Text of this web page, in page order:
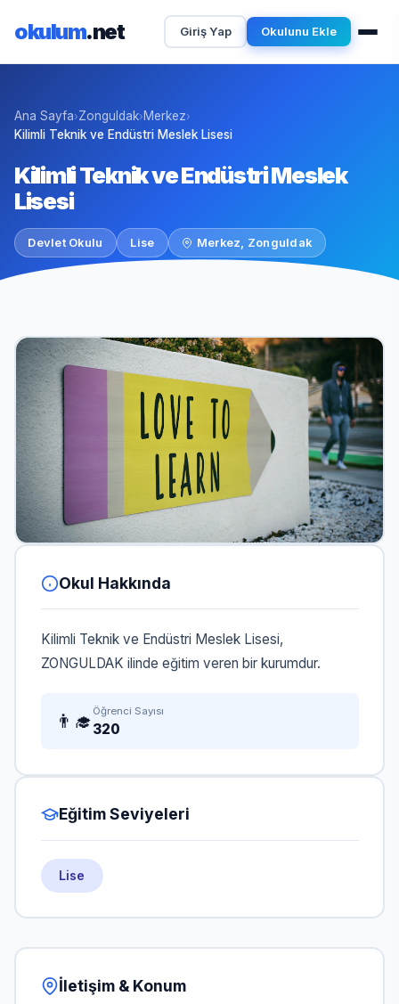
okulum.net Giriş Yap Okulunu Ekle
Ana Sayfa›Zonguldak› Merkez›
Kilimli Teknik ve Endüstri Meslek Lisesi
Kilimli Teknik ve Endüstri Meslek
Lisesi
Devlet Okulu Lise Merkez, Zonguldak
Okul Hakkında
Kilimli Teknik ve Endüstri Meslek Lisesi,
ZONGULDAK ilinde eğitim veren bir kurumdur.
👨‍🎓 Öğrenci Sayısı
320
Eğitim Seviyeleri
Lise
İletişim & Konum